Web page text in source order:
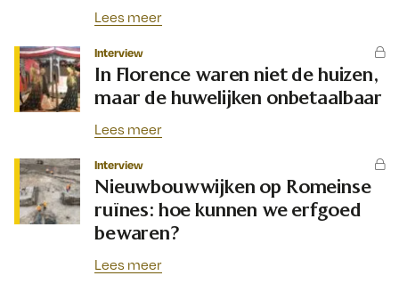
Lees meer
Interview
In Florence waren niet de huizen,
maar de huwelijken onbetaalbaar
Lees meer
Interview
Nieuwbouwwijken op Romeinse
ruïnes: hoe kunnen we erfgoed
bewaren?
Lees meer